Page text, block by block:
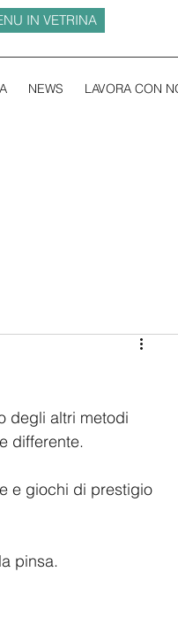
IN VETRINA
NEWS LAVORA CON
degli altri metodi
differente.
pinsa.